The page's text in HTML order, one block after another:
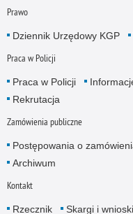
Prawo
Dziennik Urzędowy KGP
Praca w Policji
Praca w Policji
Rekrutacja
Zamówienia publiczne
Postępowania o
Archiwum
Kontakt
Rzecznik Skargi i wnioski